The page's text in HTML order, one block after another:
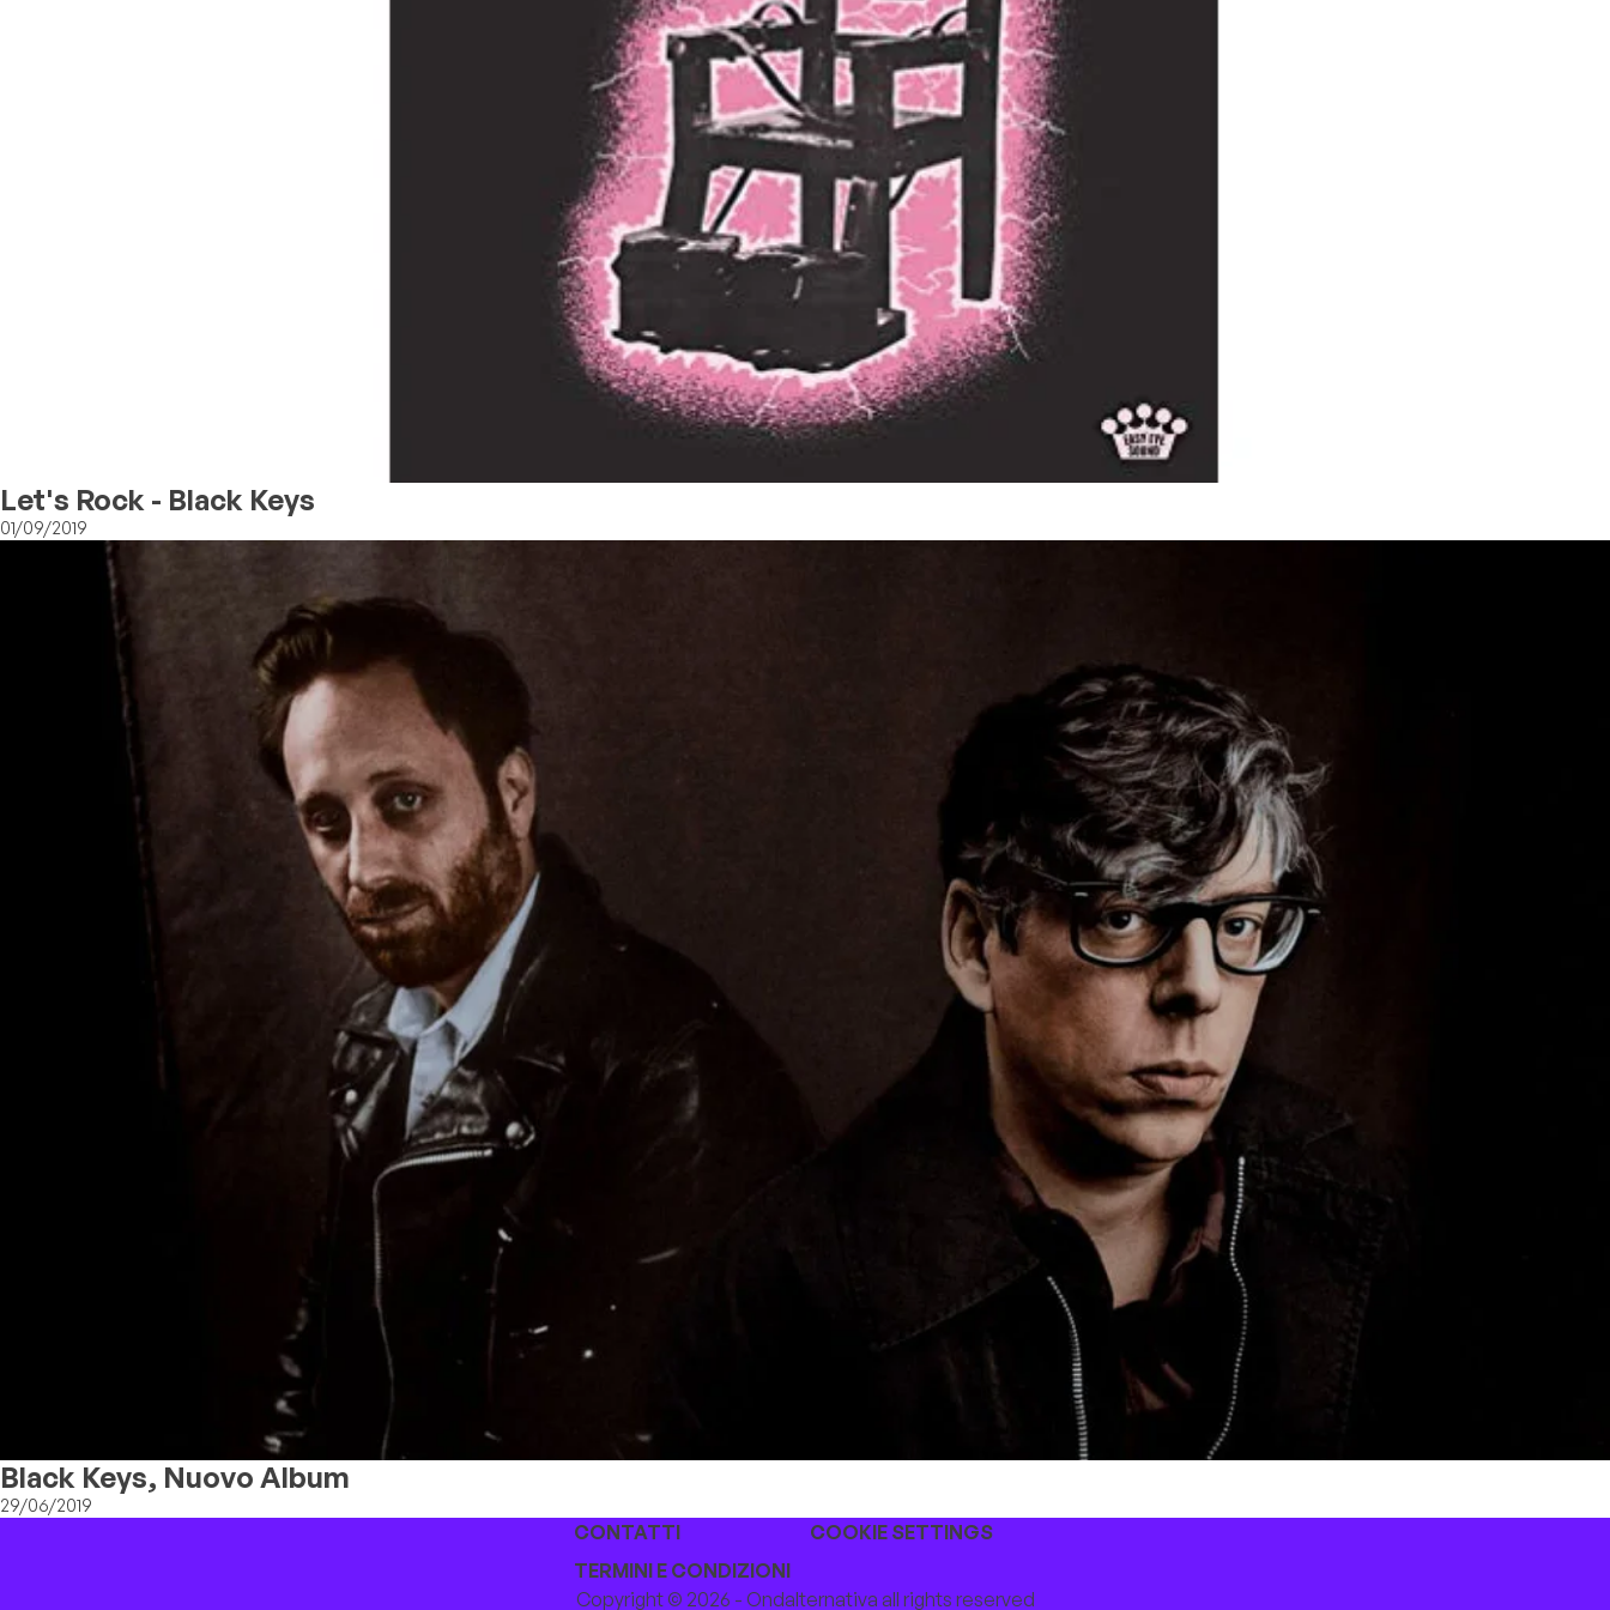
Let's Rock - Black Keys
01/09/2019
Black Keys, Nuovo Album
29/06/2019
CONTATTI
COOKIE SETTINGS
TERMINI E CONDIZIONI
Copyright © 2026 - Ondalternativa all rights reserved